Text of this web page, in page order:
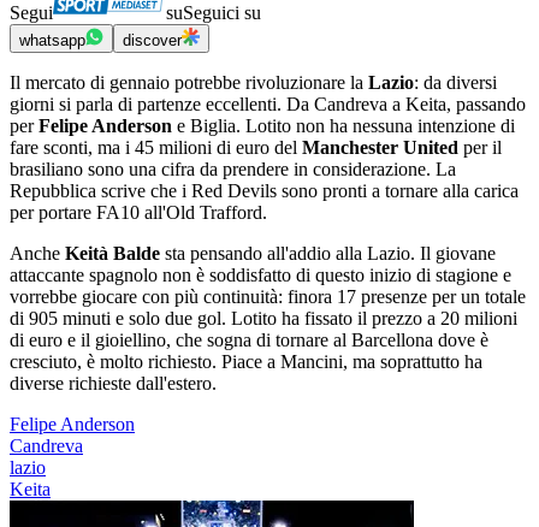
Segui suSeguici su
whatsapp discover
Il mercato di gennaio potrebbe rivoluzionare la Lazio: da diversi
giorni si parla di partenze eccellenti. Da Candreva a Keita, passando
perFelipe Anderson e Biglia. Lotito non ha nessuna intenzione di
fare sconti, ma i 45 milioni di euro del Manchester United per il
brasiliano sono una cifra da prendere in considerazione. La
Repubblica scrive che i Red Devils sono pronti a tornare alla carica
per portare FA10 all'Old Trafford.
Anche Keità Balde sta pensando all'addio alla Lazio. Il giovane
attaccante spagnolo non è soddisfatto di questo inizio di stagione e
vorrebbe giocare con più continuità: finora 17 presenze per un totale
di 905 minuti e solo due gol. Lotito ha fissato il prezzo a 20 milioni
di euro e il gioiellino, che sogna di tornare al Barcellona dove è
cresciuto, è molto richiesto. Piace a Mancini, ma soprattutto ha
diverse richieste dall'estero.
Felipe Anderson
Candreva
lazio
Keita